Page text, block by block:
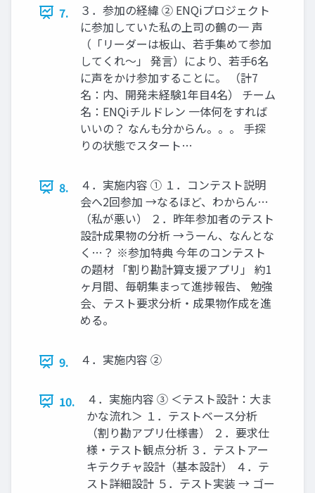
7.
３．参加の経緯 ② ENQiプロジェクト
に参加していた私の上司の鶴の一 声
（「リーダーは板山、若手集めて参加
してくれ～」 発言）により、若手6名
に声をかけ参加することに。 （計7
名：内、開発未経験1年目4名） チーム
名：ENQiチルドレン 一体何をすれば
いいの？ なんも分からん。。。 手探
りの状態でスタート…
8.
４．実施内容 ① １．コンテスト説明
会へ2回参加 →なるほど、わからん…
（私が悪い） ２．昨年参加者のテスト
設計成果物の分析 →うーん、なんとな
く…？ ※参加特典 今年のコンテスト
の題材 「割り勘計算支援アプリ」 約1
ヶ月間、毎朝集まって進捗報告、 勉強
会、テスト要求分析・成果物作成を進
める。
9. ４．実施内容 ②
10.
４．実施内容 ③ ＜テスト設計：大ま
かな流れ＞ １．テストベース分析
（割り勘アプリ仕様書） ２．要求仕
様・テスト観点分析 ３．テストアー
キテクチャ設計（基本設計） ４．テ
スト詳細設計 ５．テスト実装 → ゴー